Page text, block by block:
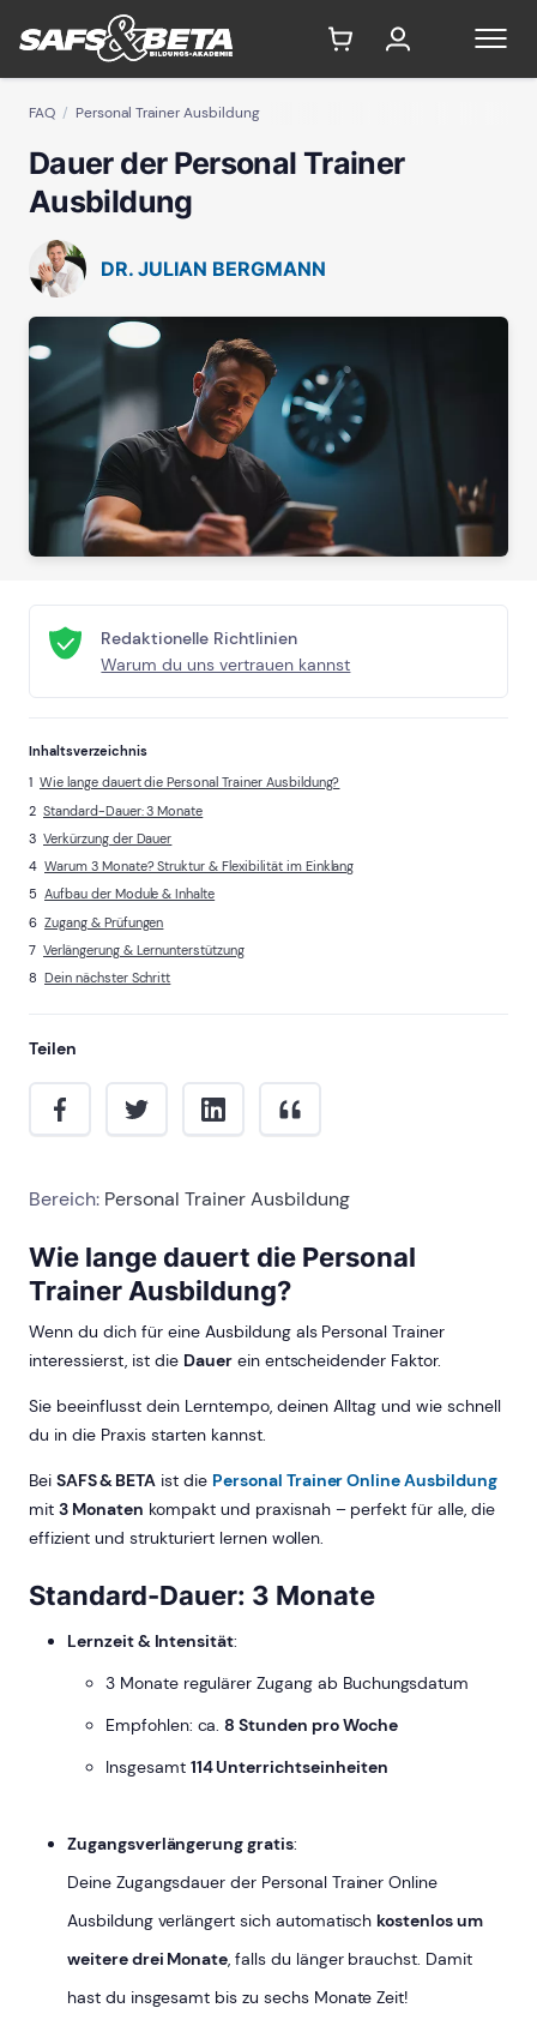
FAQ Personal Trainer Ausbildung
Dauer der Personal Trainer
Ausbildung
DR. JULIAN BERGMANN
Redaktionelle Richtlinien
Warum du uns vertrauen kannst
Inhaltsverzeichnis
Wie lange dauert die Personal Trainer Ausbildung?
Standard-Dauer: 3 Monate
Verkürzung der Dauer
Warum 3 Monate? Struktur & Flexibilität im Einklang
Aufbau der Module & Inhalte
Zugang & Prüfungen
Verlängerung & Lernunterstützung
Dein nächster Schritt
Teilen
Bereich: Personal Trainer Ausbildung
Wie lange dauert die Personal
Trainer Ausbildung?
Wenn du dich für eine Ausbildung als Personal Trainer
interessierst, ist die Dauerein entscheidender Faktor.
Sie beeinflusst dein Lerntempo, deinen Alltag und wie schnell
du in die Praxis starten kannst.
Bei SAFS&BETAist die Personal Trainer Online Ausbildung
mit 3 Monaten kompakt und praxisnah – perfekt für alle, die
effizient und strukturiert lernen wollen.
Standard-Dauer: 3 Monate
Lernzeit & Intensität:
3 Monate regulärer Zugang ab Buchungsdatum
Empfohlen: ca.8 Stunden pro Woche
Insgesamt 114 Unterrichtseinheiten
Zugangsverlängerung gratis:
Deine Zugangsdauer der Personal Trainer Online
Ausbildung verlängert sich automatisch kostenlos um
weitere drei Monate, falls du länger brauchst. Damit
hast du insgesamt bis zu sechs Monate Zeit!